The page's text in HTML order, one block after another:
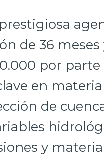
de 36
por
en
de
y